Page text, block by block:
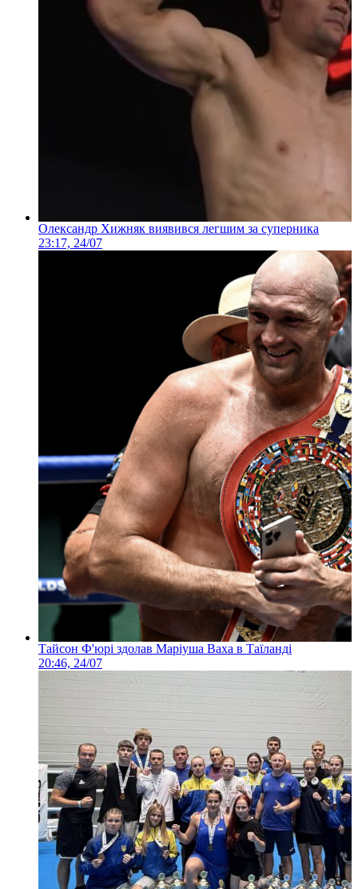
Олександр Хижняк виявився легшим за суперника
23:17, 24/07
Тайсон Ф'юрі здолав Маріуша Ваха в Таїланді
20:46, 24/07